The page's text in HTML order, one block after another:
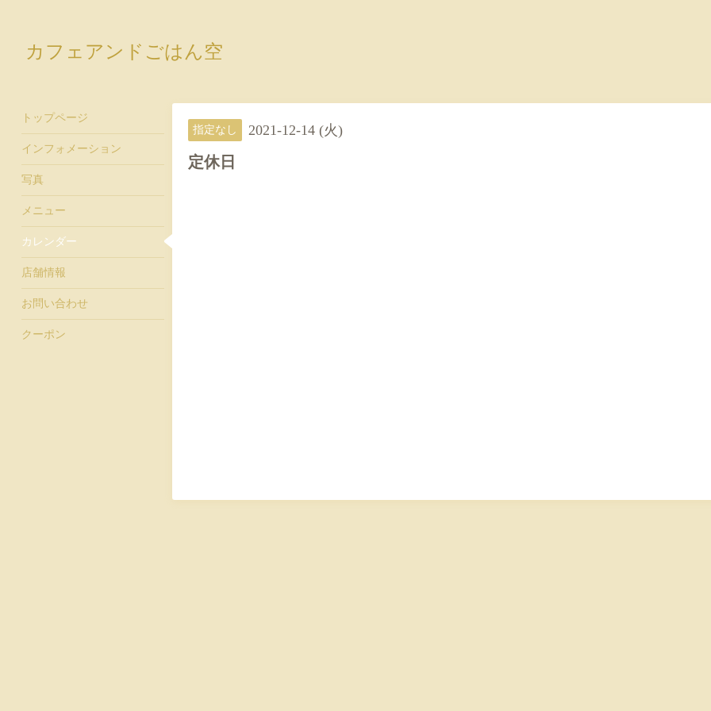
カフェアンドごはん空
指定なし 2021-12-14 (火)
定休日
トップページ
インフォメーション
写真
メニュー
カレンダー
店舗情報
お問い合わせ
クーポン